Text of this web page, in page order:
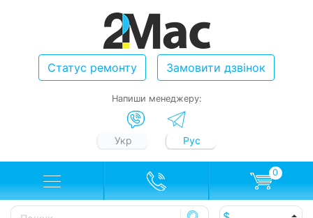
Статус ремонту Замовити дзвінок
Напиши менеджеру:
Укр Рус
0